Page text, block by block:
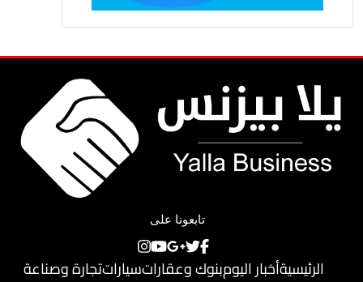
تابعونا على
الرئيسيةأخبار اليومبنوك وعقاراتسياراتتجارة وصناعة